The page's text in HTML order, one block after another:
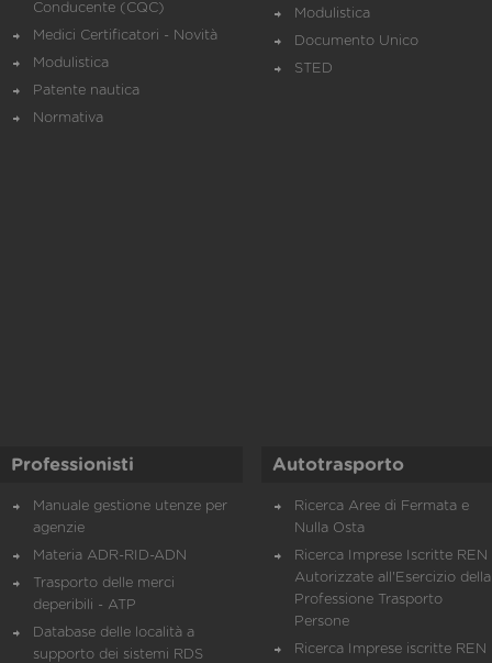
Conducente (CQC)
Medici Certificatori - Novità
Modulistica
Patente nautica
Normativa
Modulistica
Documento Unico
STED
Professionisti
Manuale gestione utenze per
agenzie
Materia ADR-RID-ADN
Trasporto delle merci
deperibili - ATP
Database delle località a
supporto dei sistemi RDS
Autotrasporto
Ricerca Aree di Fermata e
Nulla Osta
Ricerca Imprese Iscritte REN
Autorizzate all'Esercizio della
Professione Trasporto
Persone
Ricerca Imprese iscritte REN